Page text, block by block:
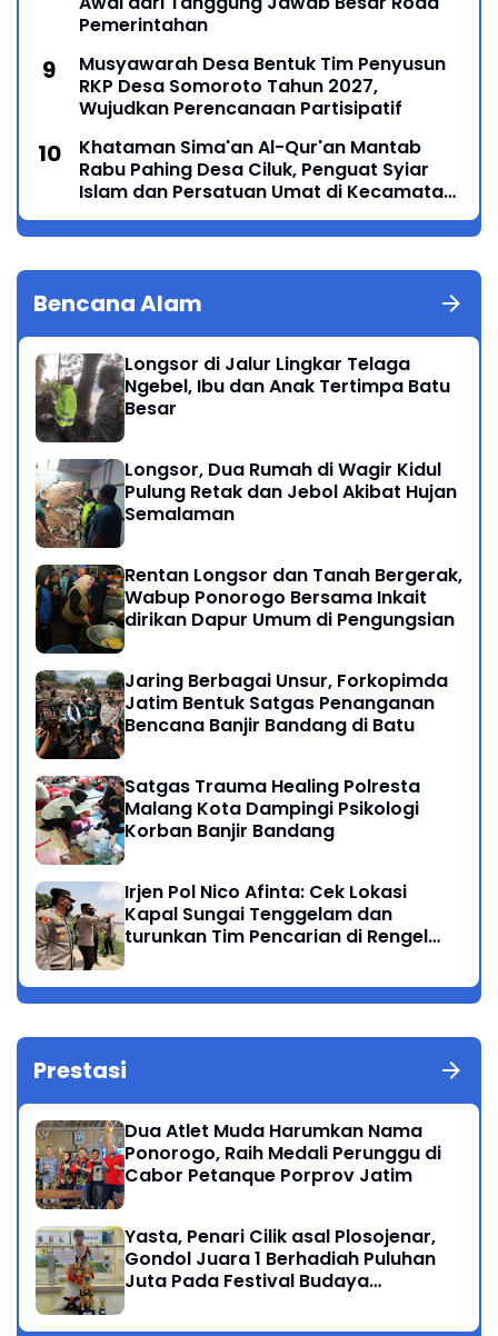
Pemerintahan
Musyawarah Desa Bentuk Tim Penyusun
RKP Desa Somoroto Tahun 2027,
Wujudkan Perencanaan Partisipatif
Khataman Sima'an Al-Qur'an Mantab
Rabu Pahing Desa Ciluk, Penguat Syiar
Islam dan Persatuan Umat di Kecamatan
Kauman
Bencana Alam
Longsor di Jalur Lingkar Telaga
Ngebel, Ibu dan Anak Tertimpa Batu
Besar
Longsor, Dua Rumah di Wagir Kidul
Pulung Retak dan Jebol Akibat Hujan
Semalaman
Rentan Longsor dan Tanah Bergerak,
Wabup Ponorogo Bersama Inkait
dirikan Dapur Umum di Pengungsian
Jaring Berbagai Unsur, Forkopimda
Jatim Bentuk Satgas Penanganan
Bencana Banjir Bandang di Batu
Satgas Trauma Healing Polresta
Malang Kota Dampingi Psikologi
Korban Banjir Bandang
Irjen Pol Nico Afinta: Cek Lokasi
Kapal Sungai Tenggelam dan
turunkan Tim Pencarian di Rengel
Prestasi
Dua Atlet Muda Harumkan Nama
Ponorogo, Raih Medali Perunggu di
Cabor Petanque Porprov Jatim
Yasta, Penari Cilik asal Plosojenar,
Gondol Juara 1 Berhadiah Puluhan
Juta Pada Festival Budaya